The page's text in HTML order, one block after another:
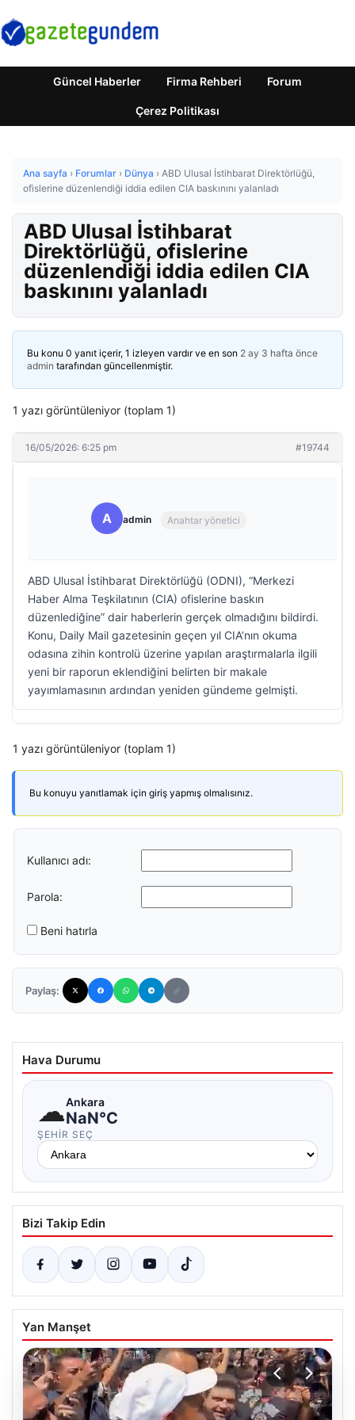
Güncel Haberler Firma Rehberi Forum
Çerez Politikası
Ana sayfa › Forumlar › Dünya › ABD Ulusal İstihbarat Direktörlüğü,
ofislerine düzenlendiği iddia edilen CIA baskınını yalanladı
ABD Ulusal İstihbarat
Direktörlüğü, ofislerine
düzenlendiği iddia edilen CIA
baskınını yalanladı
Bu konu 0 yanıt içerir, 1 izleyen vardır ve en son 2 ay 3 hafta önce
admin tarafından güncellenmiştir.
1 yazı görüntüleniyor (toplam 1)
16/05/2026: 6:25 pm #19744
A admin Anahtar yönetici
ABD Ulusal İstihbarat Direktörlüğü (ODNI), “Merkezi
Haber Alma Teşkilatının (CIA) ofislerine baskın
düzenlediğine” dair haberlerin gerçek olmadığını bildirdi.
Konu, Daily Mail gazetesinin geçen yıl CIA’nın okuma
odasına zihin kontrolü üzerine yapılan araştırmalarla ilgili
yeni bir raporun eklendiğini belirten bir makale
yayımlamasının ardından yeniden gündeme gelmişti.
1 yazı görüntüleniyor (toplam 1)
Bu konuyu yanıtlamak için giriş yapmış olmalısınız.
Kullanıcı adı:
Parola:
Beni hatırla
Paylaş:
Hava Durumu
☁Ankara
NaN°C
ŞEHIR SEÇ
Bizi Takip Edin
Yan Manşet